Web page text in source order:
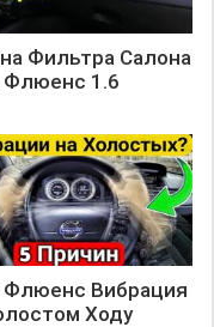
Фильтра Салона
Флюенс 1.6
Флюенс Вибрация
Ходу